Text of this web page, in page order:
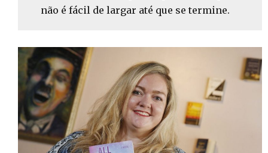
não é fácil de largar até que se termine.